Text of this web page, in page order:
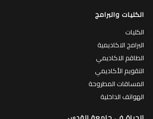
الكليات والبرامج
الكليات
البرامج الاكاديمية
الطاقم الاكاديمي
التقويم الأكاديمي
المساقات المطروحة
الهواتف الداخلية